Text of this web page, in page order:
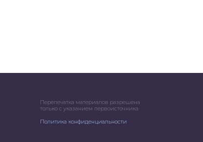
Перепечатка материалов разрешена
только с указанием первоисточника
Политика конфиденциальности